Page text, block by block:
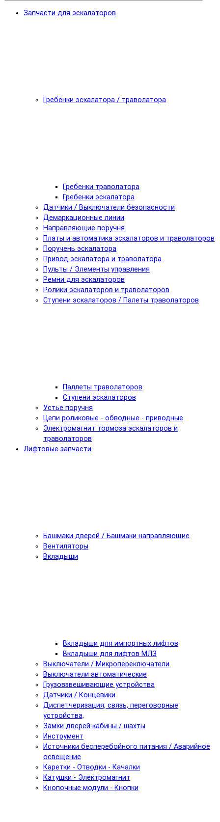
Запчасти для эскалаторов
Гребёнки эскалатора / траволатора
Гребенки траволатора
Гребенки эскалатора
Датчики / Выключатели безопасности
Демаркационные линии
Направляющие поручня
Платы и автоматика эскалаторов и траволаторов
Поручень эскалатора
Привод эскалатора и траволатора
Пульты / Элементы управления
Ремни для эскалаторов
Ролики эскалаторов и траволаторов
Ступени эскалаторов / Палеты траволаторов
Паллеты траволаторов
Ступени эскалаторов
Устье поручня
Цепи роликовые - обводные - приводные
Электромагнит тормоза эскалаторов и
траволаторов
Лифтовые запчасти
Башмаки дверей / Башмаки направляющие
Вентиляторы
Вкладыши
Вкладыши для импортных лифтов
Вкладыши для лифтов МЛЗ
Выключатели / Микропереключатели
Выключатели автоматические
Грузовзвешивающие устройства
Датчики / Концевики
Диспетчеризация, связь, переговорные
устройства,
Замки дверей кабины / шахты
Инструмент
Источники бесперебойного питания / Аварийное
освещение
Каретки - Отводки - Качалки
Катушки - Электромагнит
Кнопочные модули - Кнопки